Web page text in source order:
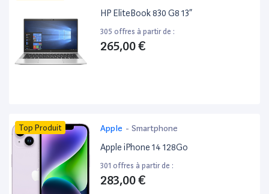
HP EliteBook 830 G8 13”
305 offres à partir de :
265,00 €
Top Produit Apple - Smartphone
Apple iPhone 14 128Go
301 offres à partir de :
283,00 €